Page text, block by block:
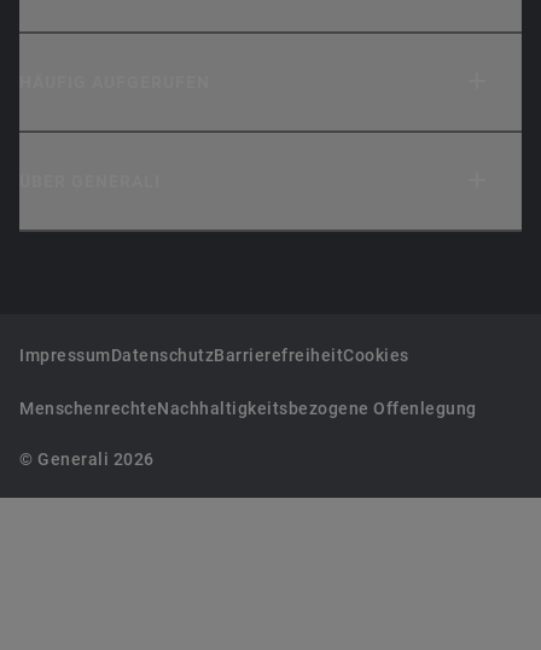
ImpressumDatenschutzBarrierefreiheitCookies
MenschenrechteNachhaltigkeitsbezogene Offenlegung
© Generali 2026